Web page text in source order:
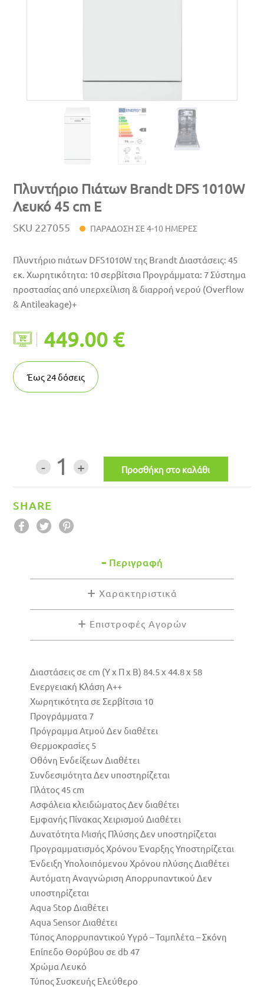
Πλυντήριο Πιάτων Brandt DFS 1010W
Λευκό 45 cm Ε
SKU 227055 ΠΑΡΑΔΟΣΗ ΣΕ 4-10 ΗΜΕΡΕΣ
Πλυντήριο πιάτων DFS1010W της Brandt Διαστάσεις: 45
εκ. Χωρητικότητα: 10 σερβίτσια Προγράμματα: 7 Σύστημα
προστασίας από υπερχείλιση & διαρροή νερού (Overflow
& Antileakage)+
449.00 €
Έως 24δόσεις
1
SHARE
Περιγραφή
Χαρακτηριστικά
Επιστροφές Αγορών
Διαστάσεις σε cm (Υ x Π x Β) 84.5 x 44.8 x 58
Ενεργειακή Κλάση A++
Χωρητικότητα σε Σερβίτσια 10
Προγράμματα 7
Πρόγραμμα Ατμού Δεν διαθέτει
Θερμοκρασίες 5
Οθόνη Ενδείξεων Διαθέτει
Συνδεσιμότητα Δεν υποστηρίζεται
Πλάτος 45 cm
Ασφάλεια κλειδώματος Δεν διαθέτει
Εμφανής Πίνακας Χειρισμού Διαθέτει
Δυνατότητα Μισής Πλύσης Δεν υποστηρίζεται
Προγραμματισμός Χρόνου Έναρξης Υποστηρίζεται
Ένδειξη Υπολοιπόμενου Χρόνου πλύσης Διαθέτει
Αυτόματη Αναγνώριση Απορρυπαντικού Δεν
υποστηρίζεται
Aqua Stop Διαθέτει
Aqua Sensor Διαθέτει
Τύπος Απορρυπαντικού Υγρό – Ταμπλέτα – Σκόνη
Επίπεδο Θορύβου σε db 47
Χρώμα Λευκό
Τύπος Συσκευής Ελεύθερο